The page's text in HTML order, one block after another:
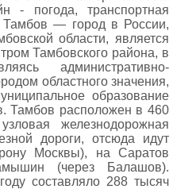
- погода, транспортная
Тамбов — город в России,
области, является
Тамбовского района, в
административно-
областного значения,
образование
Тамбов расположен в 460
железнодорожная
дороги, отсюда идут
Москвы), на Саратов
(через Балашов).
составляло 288 тысяч